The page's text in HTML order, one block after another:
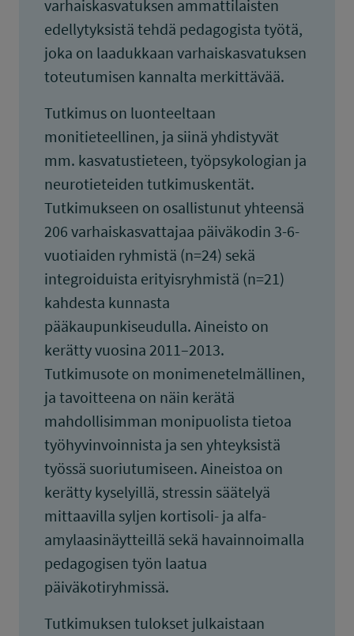
varhaiskasvatuksen ammattilaisten
edellytyksistä tehdä pedagogista työtä,
joka on laadukkaan varhaiskasvatuksen
toteutumisen kannalta merkittävää.
Tutkimus on luonteeltaan
monitieteellinen, ja siinä yhdistyvät
mm. kasvatustieteen, työpsykologian ja
neurotieteiden tutkimuskentät.
Tutkimukseen on osallistunut yhteensä
206 varhaiskasvattajaa päiväkodin 3-6-
vuotiaiden ryhmistä (n=24) sekä
integroiduista erityisryhmistä (n=21)
kahdesta kunnasta
pääkaupunkiseudulla. Aineisto on
kerätty vuosina 2011–2013.
Tutkimusote on monimenetelmällinen,
ja tavoitteena on näin kerätä
mahdollisimman monipuolista tietoa
työhyvinvoinnista ja sen yhteyksistä
työssä suoriutumiseen. Aineistoa on
kerätty kyselyillä, stressin säätelyä
mittaavilla syljen kortisoli- ja alfa-
amylaasinäytteillä sekä havainnoimalla
pedagogisen työn laatua
päiväkotiryhmissä.
Tutkimuksen tulokset julkaistaan